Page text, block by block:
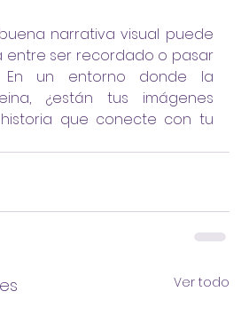
narrativa visual puede
entre ser recordado o pasar
En un entorno donde la
¿están tus imágenes
que conecte con tu
Ver todo